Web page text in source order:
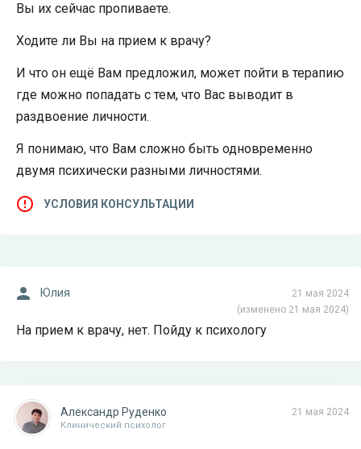
Вы их сейчас пропиваете.
Ходите ли Вы на прием к врачу?
И что он ещё Вам предложил, может пойти в терапию
где можно попадать с тем, что Вас выводит в
раздвоение личности.
Я понимаю, что Вам сложно быть одновременно
двумя психически разными личностями.
УСЛОВИЯ КОНСУЛЬТАЦИИ
21 мая 2024
(изменено 21 мая 2024)
Юлия
На прием к врачу, нет. Пойду к психологу
21 мая 2024
Александр Руденко
Клинический психолог